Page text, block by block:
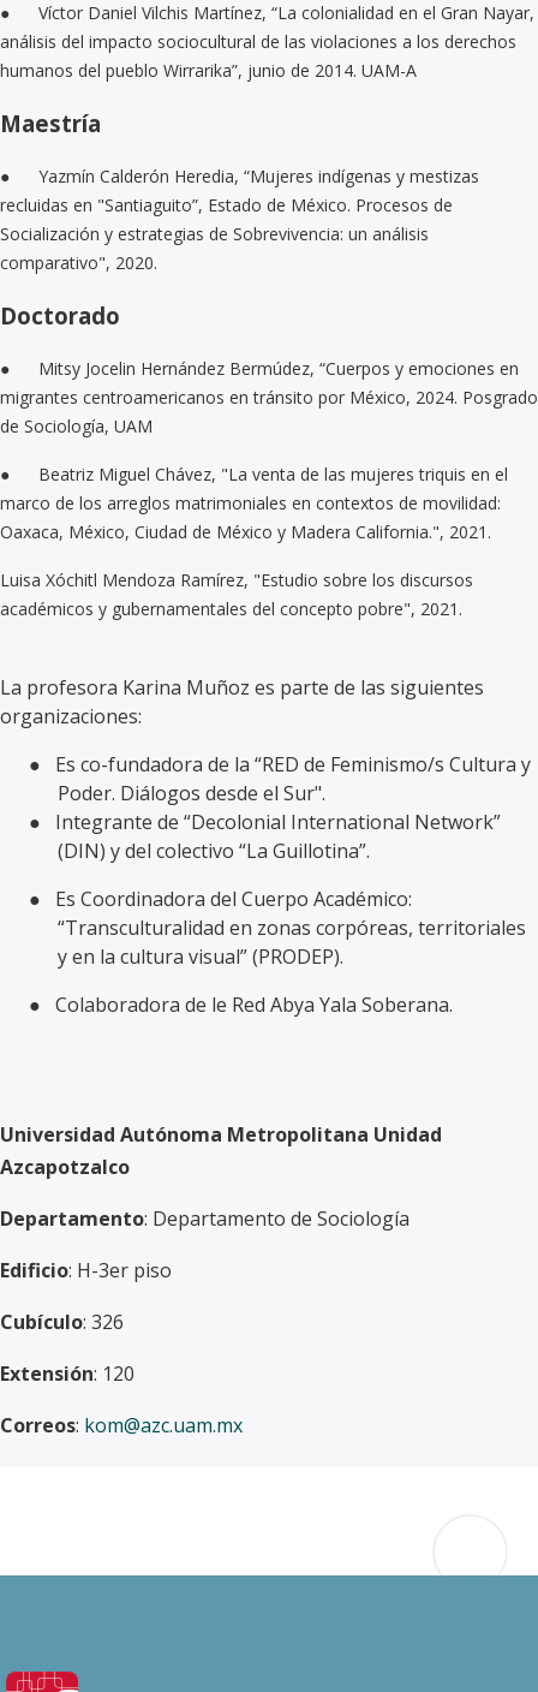
● Víctor Daniel Vilchis Martínez, “La colonialidad en el Gran Nayar,
análisis del impacto sociocultural de las violaciones a los derechos
humanos del pueblo Wirrarika”, junio de 2014. UAM-A
Maestría
● Yazmín Calderón Heredia, “Mujeres indígenas y mestizas
recluidas en "Santiaguito”, Estado de México. Procesos de
Socialización y estrategias de Sobrevivencia: un análisis
comparativo", 2020.
Doctorado
● Mitsy Jocelin Hernández Bermúdez, “Cuerpos y emociones en
migrantes centroamericanos en tránsito por México, 2024. Posgrado
de Sociología, UAM
● Beatriz Miguel Chávez, "La venta de las mujeres triquis en el
marco de los arreglos matrimoniales en contextos de movilidad:
Oaxaca, México, Ciudad de México y Madera California.", 2021.
Luisa Xóchitl Mendoza Ramírez, "Estudio sobre los discursos
académicos y gubernamentales del concepto pobre", 2021.
La profesora Karina Muñoz es parte de las siguientes
organizaciones:
●
Es co-fundadora de la “RED de Feminismo/s Cultura y
Poder. Diálogos desde el Sur".
●
Integrante de “Decolonial International Network”
(DIN) y del colectivo “La Guillotina”.
●
Es Coordinadora del Cuerpo Académico:
“Transculturalidad en zonas corpóreas, territoriales
y en la cultura visual” (PRODEP).
● Colaboradora de le Red Abya Yala Soberana.
Universidad Autónoma Metropolitana Unidad
Azcapotzalco
Departamento: Departamento de Sociología
Edificio: H-3er piso
Cubículo: 326
Extensión: 120
Correos: kom@azc.uam.mx